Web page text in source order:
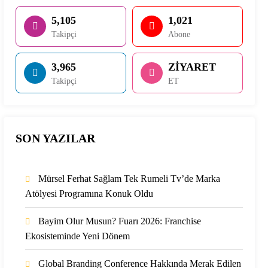
5,105
Takipçi
1,021
Abone
3,965
Takipçi
ZİYARET
ET
SON YAZILAR
Mürsel Ferhat Sağlam Tek Rumeli Tv’de Marka
Atölyesi Programına Konuk Oldu
Bayim Olur Musun? Fuarı 2026: Franchise
Ekosisteminde Yeni Dönem
Global Branding Conference Hakkında Merak Edilen